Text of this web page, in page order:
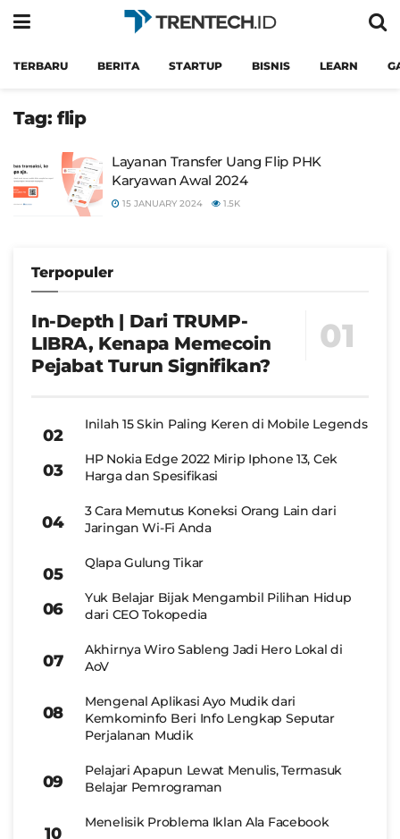
TERBARU BERITA STARTUP BISNIS LEARN
Tag: flip
Layanan Transfer Uang Flip PHK
Karyawan Awal 2024
15 JANUARY 2024 1.5K
Terpopuler
In-Depth | Dari TRUMP-
LIBRA, Kenapa Memecoin
Pejabat Turun Signifikan?
Inilah 15 Skin Paling Keren di Mobile Legends
HP Nokia Edge 2022 Mirip Iphone 13, Cek
Harga dan Spesifikasi
3 Cara Memutus Koneksi Orang Lain dari
Jaringan Wi-Fi Anda
Qlapa Gulung Tikar
Yuk Belajar Bijak Mengambil Pilihan Hidup
dari CEO Tokopedia
Akhirnya Wiro Sableng Jadi Hero Lokal di
AoV
Mengenal Aplikasi Ayo Mudik dari
Kemkominfo Beri Info Lengkap Seputar
Perjalanan Mudik
Pelajari Apapun Lewat Menulis, Termasuk
Belajar Pemrograman
Menelisik Problema Iklan Ala Facebook